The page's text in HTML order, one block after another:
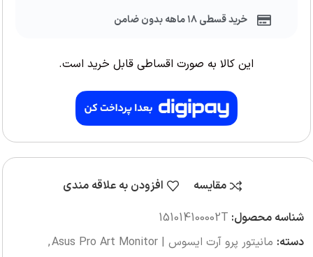
خرید قسطی ۱۸ ماهه بدون ضامن
این کالا به صورت اقساطی قابل خرید است.
مقایسه
افزودن به علاقه مندی
شناسه محصول: ‎151014100002T
دسته: مانیتور پرو آرت ایسوس | Asus Pro Art Monitor ,